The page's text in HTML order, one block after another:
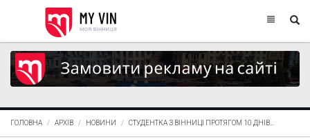
ГОЛОВНА АРХІВ НОВИНИ СТУДЕНТКА З ВІННИЦІ ПРОТЯГОМ 10 ДНІВ...